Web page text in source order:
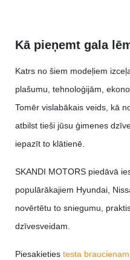
Kā pieņemt gala
Katrs no šiem modeļiem
plašumu, tehnoloģijām,
Tomēr vislabākais veids, kā
atbilst tieši jūsu ģimenes
iepazīt to klātienē.
SKANDI MOTORS piedāvā
populārākajiem Hyundai,
novērtētu to sniegumu,
dzīvesveidam.
Piesakieties testa braucienam